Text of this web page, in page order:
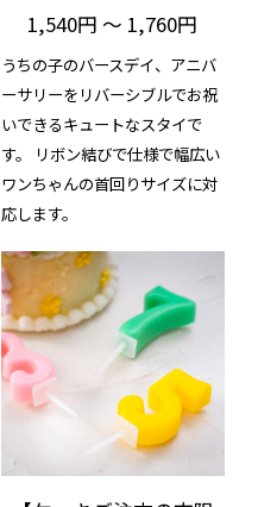
1,540円 ～ 1,760円
うちの子のバースデイ、アニバ
ーサリーをリバーシブルでお祝
いできるキュートなスタイで
す。 リボン結びで仕様で幅広い
ワンちゃんの首回りサイズに対
応します。